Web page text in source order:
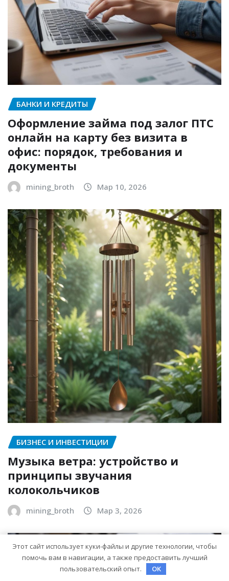
БАНКИ И КРЕДИТЫ
Оформление займа под залог ПТС
онлайн на карту без визита в
офис: порядок, требования и
документы
mining_broth Мар 10, 2026
БИЗНЕС И ИНВЕСТИЦИИ
Музыка ветра: устройство и
принципы звучания
колокольчиков
mining_broth Мар 3, 2026
Этот сайт использует куки-файлы и другие технологии, чтобы
помочь вам в навигации, а также предоставить лучший
пользовательский опыт.
OK